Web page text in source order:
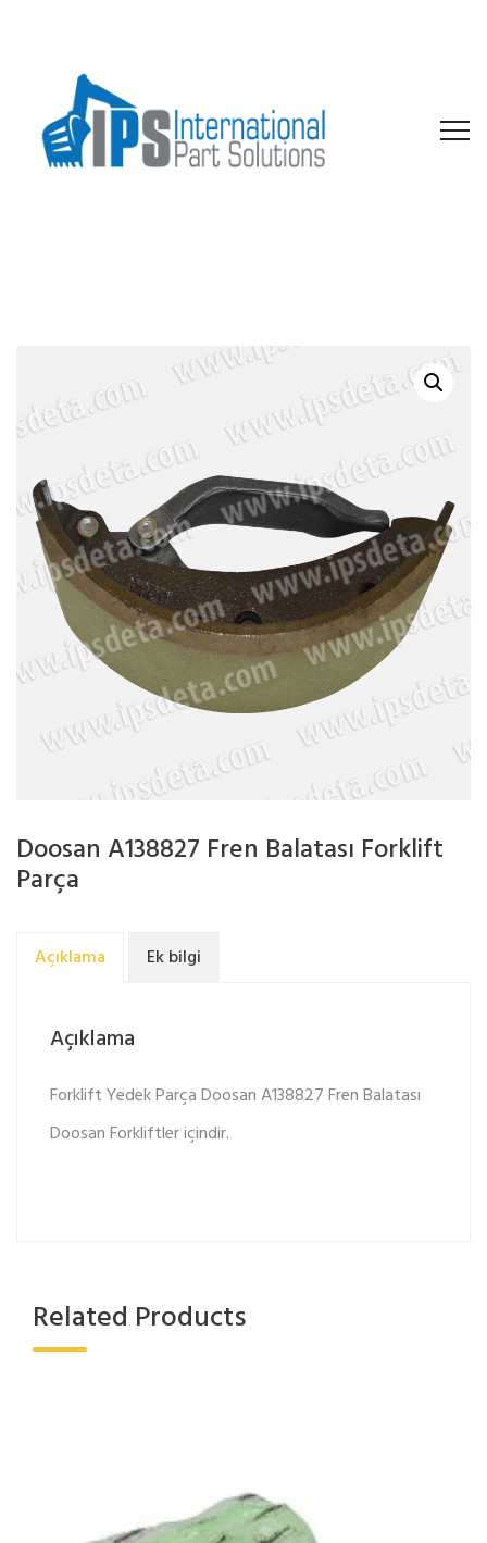
Doosan A138827 Fren Balatası Forklift
Parça
Açıklama Ek bilgi
Açıklama
Forklift Yedek Parça Doosan A138827 Fren Balatası
Doosan Forkliftler içindir.
Related Products